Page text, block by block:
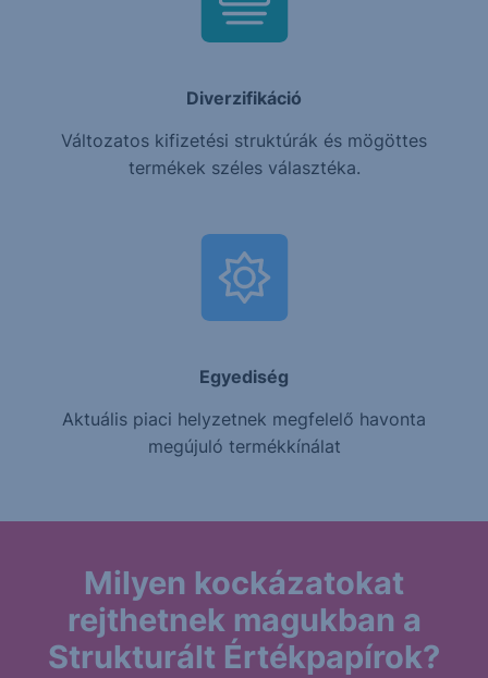
Diverzifikáció
Változatos kifizetési struktúrák és mögöttes
termékek széles választéka.
Egyediség
Aktuális piaci helyzetnek megfelelő havonta
megújuló termékkínálat
Milyen kockázatokat
rejthetnek magukban a
Strukturált Értékpapírok?